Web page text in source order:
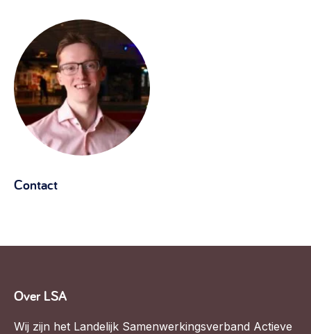
Contact
Over LSA
Wij zijn het Landelijk Samenwerkingsverband Actieve